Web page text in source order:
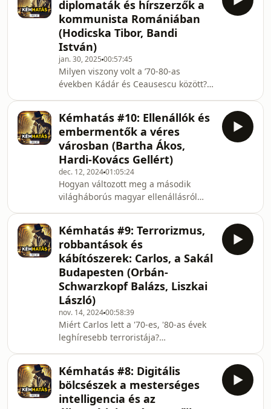
városi legendákról és a történelmi
krimik írói előtt álló kihívásokról is szó
esett a Vadászat című regény január
29-i könyvbemutató beszélgetésén,
ahol Stumpf András, a Válasz Online
újságírója kérdezte a szerzőt, Cserh
diplomaták és hírszerzők a
kommunista Romániában
(Hodicska Tibor, Bandi
István)
jan. 30, 2025 00:57:45
Milyen viszony volt a ’70-80-as
években Kádár és Ceausescu között?
szemben? Tényleg a KGB robbantotta
ki a romániai forradalmat?
Titkosszolgálati akciókról,
megfigyelésekről és egy unatkozó
önimádó diktátorról Bandi Istvánnal,
Levéltárunk tudományos kutatójával
és Hodicska Tiborral, a bukaresti
nagykövetség egykori diplomatájával
bes
Kémhatás #10: Ellenállók és
embermentők a véres
városban (Bartha Ákos,
Hardi-Kovács Gellért)
dec. 12, 202401:05:24
Hogyan változott meg a második
világháborús magyar ellenállásról
dolgozni? Milyen szerepe volt a
katonaszökevényeknek a nyilas
hatalomgyakorlásban? Máig élő
mítoszokról, Budapest ostromáról és a
nyolcvan évvel ezelőtti
mindennapokról Bartha Ákos és
Hardi-Kovács Gellért történészekkel
beszélgetett Pócs Nándor.---0:00
Bevezető1:40
Kémhatás #9: Terrorizmus,
robbantások és
kábítószerek: Carlos, a Sakál
Budapesten (Orbán-
Schwarzkopf Balázs, Liszkai
László)
nov. 14, 202400:58:39
Miért Carlos lett a '70-es, '80-as évek
leghíresebb terroristája?
étteremben szeretett libamájat enni
Carlos? Terrorfinanszírozásról,
titkosszolgálati akciókról és a magyar
Kémhatás #8: Digitális
bölcsészek a mesterséges
intelligencia és az